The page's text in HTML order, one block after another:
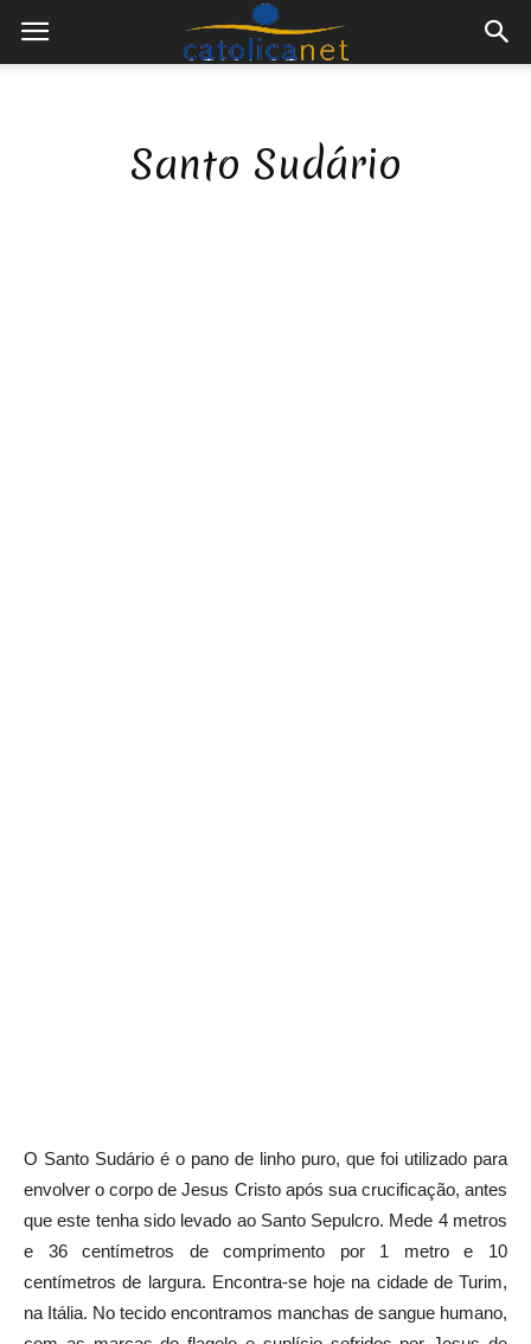
Santo Sudário
O Santo Sudário é o pano de linho puro, que foi utilizado para
envolver o corpo de Jesus Cristo após sua crucificação, antes
que este tenha sido levado ao Santo Sepulcro. Mede 4 metros
e 36 centímetros de comprimento por 1 metro e 10
centímetros de largura. Encontra-se hoje na cidade de Turim,
na Itália. No tecido encontramos manchas de sangue humano,